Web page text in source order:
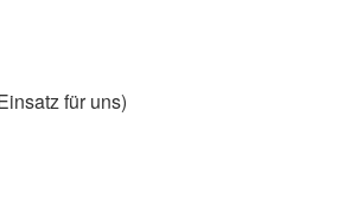
für uns)